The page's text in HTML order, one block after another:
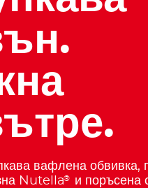
вафлена обвивка,
Nutella®
и поръсена